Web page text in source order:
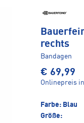
rechts
Bandagen
€ 69,99
Onlinepreis
Farbe: Blau
Größe: